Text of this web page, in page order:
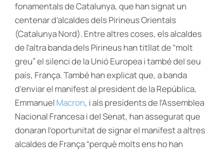
fonamentals de Catalunya, que han signat un
centenar d’alcaldes dels Pirineus Orientals
(Catalunya Nord). Entre altres coses, els alcaldes
de l’altra banda dels Pirineus han titllat de “molt
greu” el silenci de la Unió Europea i també del seu
país, França. També han explicat que, a banda
d’enviar el manifest al president de la República,
Emmanuel Macron, i als presidents de l’Assemblea
Nacional Francesa i del Senat, han assegurat que
donaran l’oportunitat de signar el manifest a altres
alcaldes de França “perquè molts ens ho han